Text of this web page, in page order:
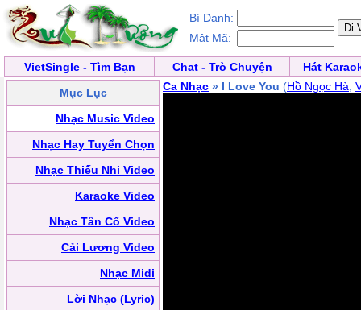
Bí Danh:
Mật Mã:
VietSingle - Tìm Bạn Chat - Trò Chuyện
Hát
Mục Lục
Nhạc Music Video
Nhạc Hay Tuyển Chọn
Nhạc Thiếu Nhi Video
Karaoke Video
Nhạc Tân Cổ Video
Cải Lương Video
Nhạc Midi
Lời Nhạc (Lyric)
Ca Nhạc » I Love You (Hồ Ngọc Hà